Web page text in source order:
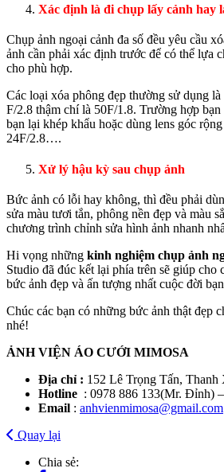
Xác định là đi chụp lấy cảnh hay
Chụp ảnh ngoại cảnh đa số đều yêu cầu
ảnh cần phải xác định trước để có thể lựa
cho phù hợp.
Các loại xóa phông đẹp thường sử dụng
F/2.8 thậm chí là 50F/1.8. Trường hợp
bạn lại khép khẩu hoặc dùng lens góc
24F/2.8….
Xử lý hậu kỳ sau chụp ảnh
Bức ảnh có lỗi hay không, thì đều phải
sửa màu tươi tắn, phông nền đẹp và màu
chương trình chỉnh sửa hình ảnh nhanh
Hi vọng những kinh nghiệm chụp ảnh
Studio đã đúc kết lại phía trên sẽ giúp cho
bức ảnh đẹp và ấn tượng nhất cuộc đời
Chúc các bạn có những bức ảnh thật đẹp
nhé!
ẢNH VIỆN ÁO CƯỚI MIMOSA
Địa chỉ : 152 Lê Trọng Tấn, Thanh
Hotline : 0978 886 133(Mr. Đỉnh)
Email : anhvienmimosa@gmail.com
Quay lại
Chia sẻ: